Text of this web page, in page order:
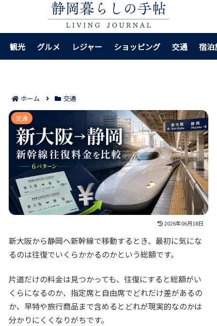
観光 グルメ レジャー ショッピング 交通 宿泊
ホーム 交通
新大阪から静岡の新幹線往復料金6パターン｜通常額と
安くする選び方まで迷わない！
交通
2026年06月18日
新大阪から静岡へ新幹線で移動するとき、最初に気にな
るのは往復でいくらかかるのかという総額です。
片道だけの料金は見つかっても、往復にすると総額がい
くらになるのか、指定席と自由席でどれだけ差があるの
か、早特や旅行商品まで含めるとどれが現実的なのかは
分かりにくくなりがちです。